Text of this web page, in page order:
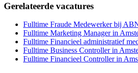
Gerelateerde vacatures
Fulltime Fraude Medewerker bij
Fulltime Marketing Manager in
Fulltime Financieel administratief
Fulltime Business Controller in
Fulltime Financieel Controller in